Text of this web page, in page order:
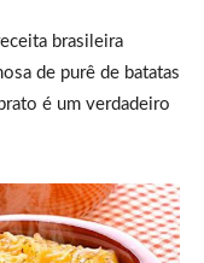
brasileira
de purê de batatas
é um verdadeiro